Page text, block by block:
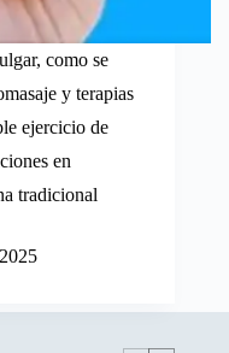
como se
y terapias
ejercicio de
en
tradicional